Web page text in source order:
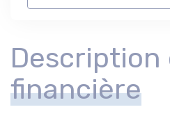
Description
financière